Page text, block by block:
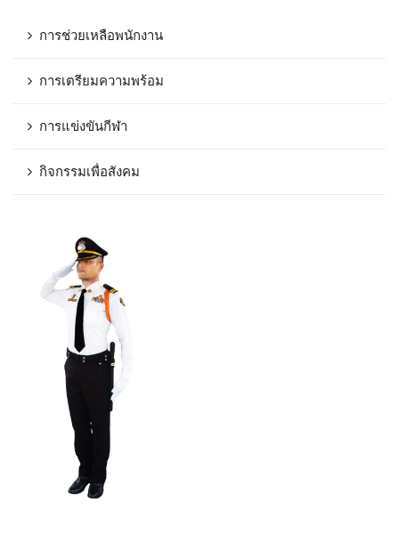
การช่วยเหลือพนักงาน
การเตรียมความพร้อม
การแข่งขันกีฬา
กิจกรรมเพื่อสังคม